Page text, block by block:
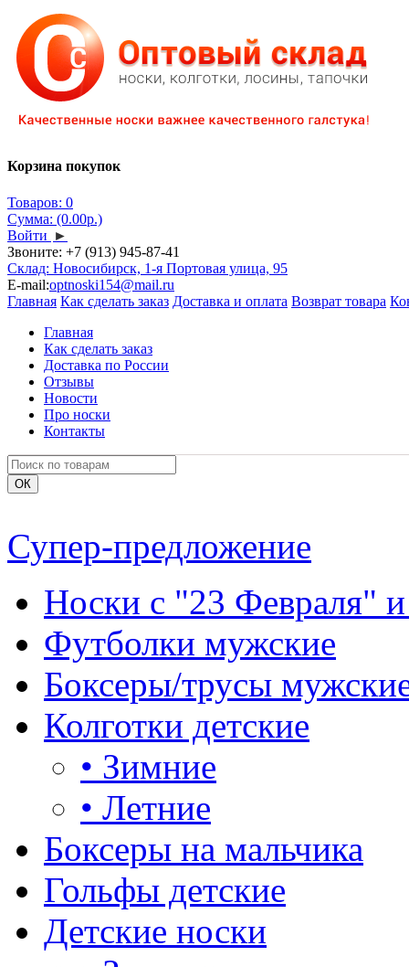
Корзина покупок
Товаров: 0
Сумма: (0.00р.)
Войти ►
Звоните: +7 (913) 945-87-41
Склад: Новосибирск, 1-я Портовая улица, 95
E-mail:optnoski154@mail.ru
Главная Как сделать заказ Доставка и оплата Возврат товара
Главная
Как сделать заказ
Доставка по России
Отзывы
Новости
Про носки
Контакты
Супер-предложение
Носки с "23 Февраля"
Футболки мужские
Боксеры/трусы
Колготки детские
• Зимние
• Летние
Боксеры на мальчика
Гольфы детские
Детские носки